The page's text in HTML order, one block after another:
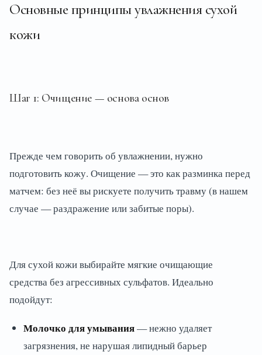
Основные принципы увлажнения сухой
кожи
Шаг 1: Очищение — основа основ
Прежде чем говорить об увлажнении, нужно
подготовить кожу. Очищение — это как разминка перед
матчем: без неё вы рискуете получить травму (в нашем
случае — раздражение или забитые поры).
Для сухой кожи выбирайте мягкие очищающие
средства без агрессивных сульфатов. Идеально
подойдут:
Молочко для умывания— нежно удаляет
загрязнения, не нарушая липидный барьер